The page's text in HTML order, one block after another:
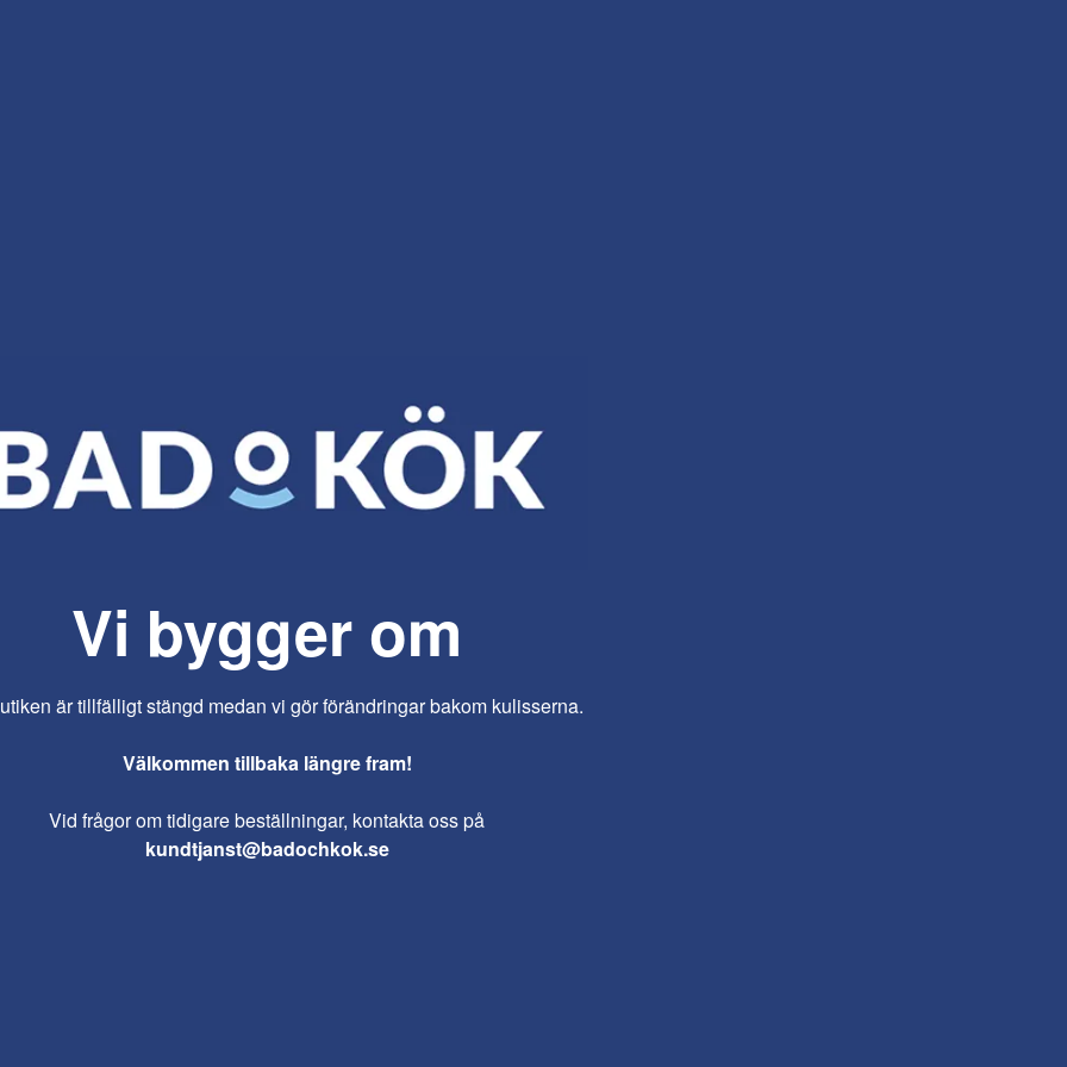
Vi bygger om
är tillfälligt stängd medan vi gör förändringar bakom kulisserna.
Välkommen tillbaka längre fram!
Vid frågor om tidigare beställningar, kontakta oss på
kundtjanst@badochkok.se